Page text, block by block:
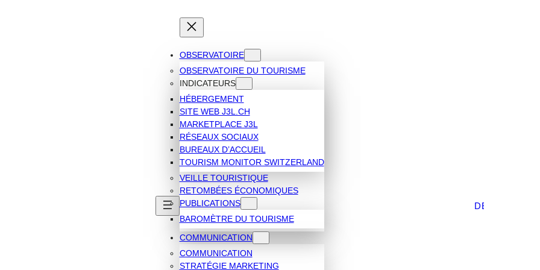
OBSERVATOIRE
OBSERVATOIRE DU TOURISME
INDICATEURS
HÉBERGEMENT
SITE WEB J3L.CH
MARKETPLACE J3L
RÉSEAUX SOCIAUX
BUREAUX D’ACCUEIL
TOURISM MONITOR SWITZERLAND
VEILLE TOURISTIQUE
RETOMBÉES ÉCONOMIQUES
PUBLICATIONS
BAROMÈTRE DU TOURISME
COMMUNICATION
COMMUNICATION
STRATÉGIE MARKETING
DEUTSCH